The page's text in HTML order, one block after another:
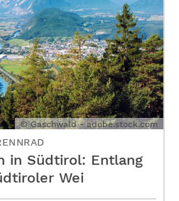
© Gaschwald - adobe.stock.com
in Südtirol: Entlang
Wei